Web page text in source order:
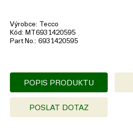
Výrobce Tecco
Kód
MT6931420595
Part No. 6931420595
POPIS PRODUKTU
POSLAT DOTAZ